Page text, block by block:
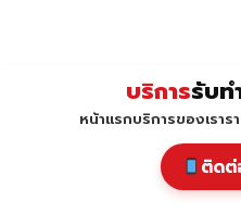
บริการรับท
หน้าแรกบริการของเราร
ติดต่